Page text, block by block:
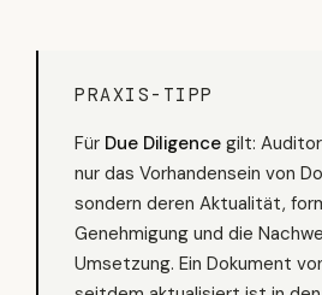
PRAXIS-TIPP
Für Due Diligence gilt:
nur das Vorhandensein von
sondern deren Aktualität,
Genehmigung und die
Umsetzung. Ein Dokument